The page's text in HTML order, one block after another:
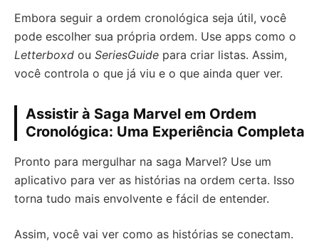
Embora seguir a ordem cronológica seja útil, você
pode escolher sua própria ordem. Use apps como o
Letterboxd ou SeriesGuide para criar listas. Assim,
você controla o que já viu e o que ainda quer ver.
Assistir à Saga Marvel em Ordem
Cronológica: Uma Experiência Completa
Pronto para mergulhar na saga Marvel? Use um
aplicativo para ver as histórias na ordem certa. Isso
torna tudo mais envolvente e fácil de entender.
Assim, você vai ver como as histórias se conectam.